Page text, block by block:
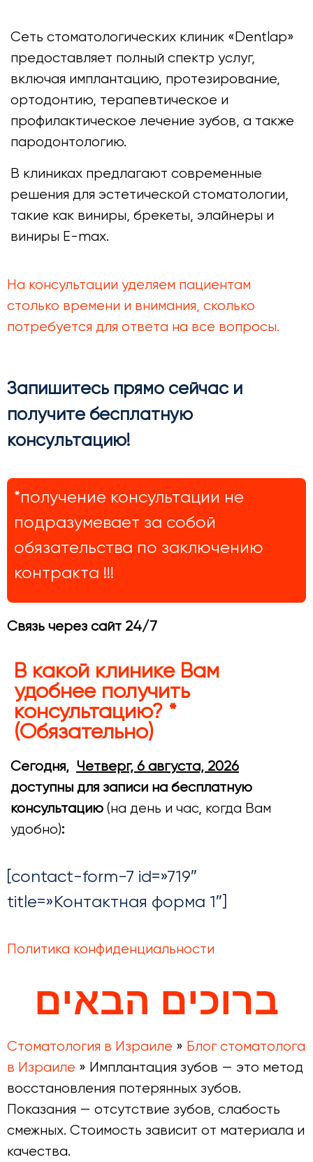
Сеть стоматологических клиник «Dentlap»
предоставляет полный спектр услуг,
включая имплантацию, протезирование,
ортодонтию, терапевтическое и
профилактическое лечение зубов, а также
пародонтологию.
В клиниках предлагают современные
решения для эстетической стоматологии,
такие как виниры, брекеты, элайнеры и
виниры E-max.
На консультации уделяем пациентам
столько времени и внимания, сколько
потребуется для ответа на все вопросы.
Запишитесь прямо сейчас и
получите бесплатную
консультацию!
*получение консультации не
подразумевает за собой
обязательства по заключению
контракта !!!
Связь через сайт 24/7
В какой клинике Вам
удобнее получить
консультацию? *
(Обязательно)
Сегодня, Четверг, 6 августа, 2026
доступны для записи на бесплатную
консультацию (на день и час, когда Вам
удобно):
[contact-form-7 id=»719″
title=»Контактная форма 1″]
Политика конфиденциальности
ברוכים הבאים
Стоматология в Израиле » Блог стоматолога
в Израиле » Имплантация зубов — это метод
восстановления потерянных зубов.
Показания — отсутствие зубов, слабость
смежных. Стоимость зависит от материала и
качества.